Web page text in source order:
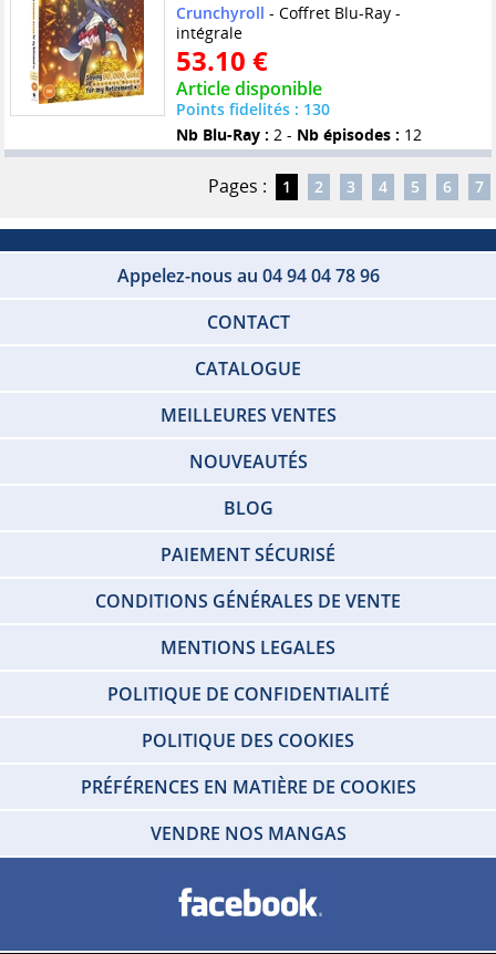
Crunchyroll - Coffret Blu-Ray -
intégrale
53.10 €
Article disponible
Points fidelités : 130
Nb Blu-Ray : 2 - Nb épisodes : 12
Pages : 1 2 3 4 5 6 7
Appelez-nous au 04 94 04 78 96
CONTACT
CATALOGUE
MEILLEURES VENTES
NOUVEAUTÉS
BLOG
PAIEMENT SÉCURISÉ
CONDITIONS GÉNÉRALES DE VENTE
MENTIONS LEGALES
POLITIQUE DE CONFIDENTIALITÉ
POLITIQUE DES COOKIES
PRÉFÉRENCES EN MATIÈRE DE COOKIES
VENDRE NOS MANGAS